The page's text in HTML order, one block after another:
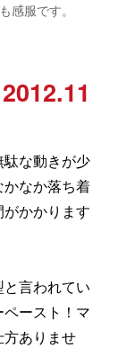
感服です。
2012.11
な動きが少
なか落ち着
かかります
言われてい
ースト！マ
ありませ